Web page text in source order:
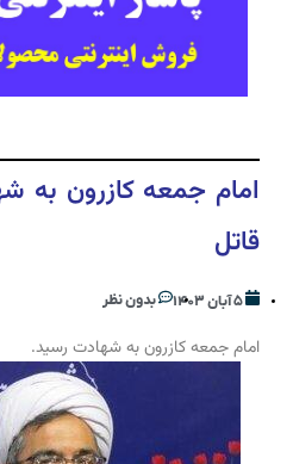
امام جمعه کازرون
قاتل
۵ آبان ۱۴۰۳ بدون نظر
امام جمعه کازرون به شهادت رسید.